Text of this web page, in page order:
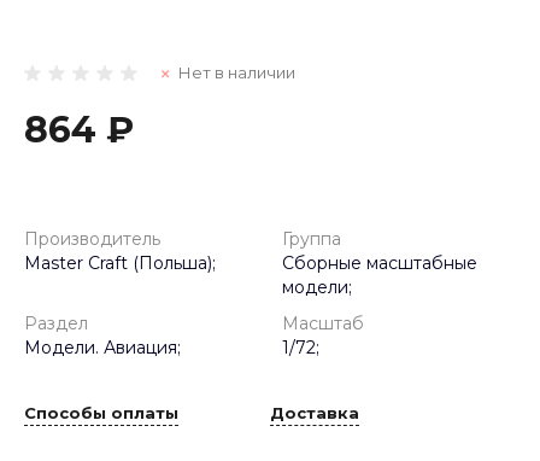
Нет в наличии
864 ₽
Производитель
Master Craft (Польша);
Группа
Сборные масштабные
модели;
Раздел
Модели. Авиация;
Масштаб
1/72;
Способы оплаты Доставка